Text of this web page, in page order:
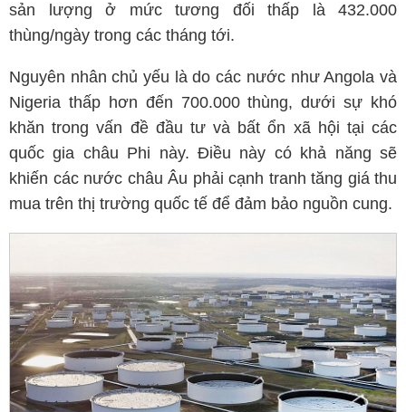
sản lượng ở mức tương đối thấp là 432.000
thùng/ngày trong các tháng tới.
Nguyên nhân chủ yếu là do các nước như Angola và
Nigeria thấp hơn đến 700.000 thùng, dưới sự khó
khăn trong vấn đề đầu tư và bất ổn xã hội tại các
quốc gia châu Phi này. Điều này có khả năng sẽ
khiến các nước châu Âu phải cạnh tranh tăng giá thu
mua trên thị trường quốc tế để đảm bảo nguồn cung.